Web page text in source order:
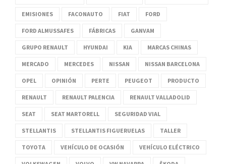
EMISIONES FACONAUTO FIAT FORD
FORD ALMUSSAFES FÁBRICAS GANVAM
GRUPO RENAULT HYUNDAI KIA MARCAS CHINAS
MERCADO MERCEDES NISSAN NISSAN BARCELONA
OPEL OPINIÓN PERTE PEUGEOT PRODUCTO
RENAULT RENAULT PALENCIA RENAULT VALLADOLID
SEAT SEAT MARTORELL SEGURIDAD VIAL
STELLANTIS STELLANTIS FIGUERUELAS TALLER
TOYOTA VEHÍCULO DE OCASIÓN VEHÍCULO ELÉCTRICO